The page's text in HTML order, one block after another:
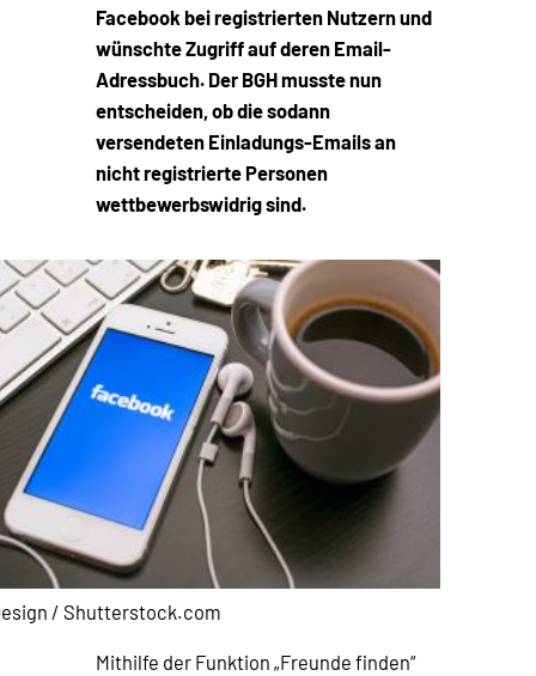
Facebook bei registrierten Nutzern und
wünschte Zugriff auf deren Email-
Adressbuch. Der BGH musste nun
entscheiden, ob die sodann
versendeten Einladungs-Emails an
nicht registrierte Personen
wettbewerbswidrig sind.
/ Shutterstock.com
Mithilfe der Funktion „Freunde finden“